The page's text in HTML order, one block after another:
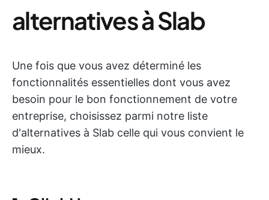
alternatives à Slab
Une fois que vous avez déterminé les
fonctionnalités essentielles dont vous avez
besoin pour le bon fonctionnement de votre
entreprise, choisissez parmi notre liste
d'alternatives à Slab celle qui vous convient le
mieux.